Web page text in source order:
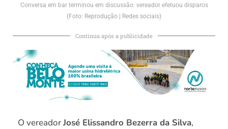
Conversa em bar terminou em discussão: vereador efetuou disparos
(Foto: Reprodução | Redes sociais)
Continua após a publicidade
O vereadorJosé Elissandro Bezerra da Silva,